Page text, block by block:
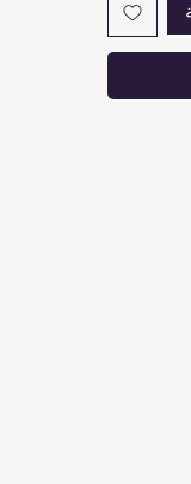
بين
على تدفق
على درجة